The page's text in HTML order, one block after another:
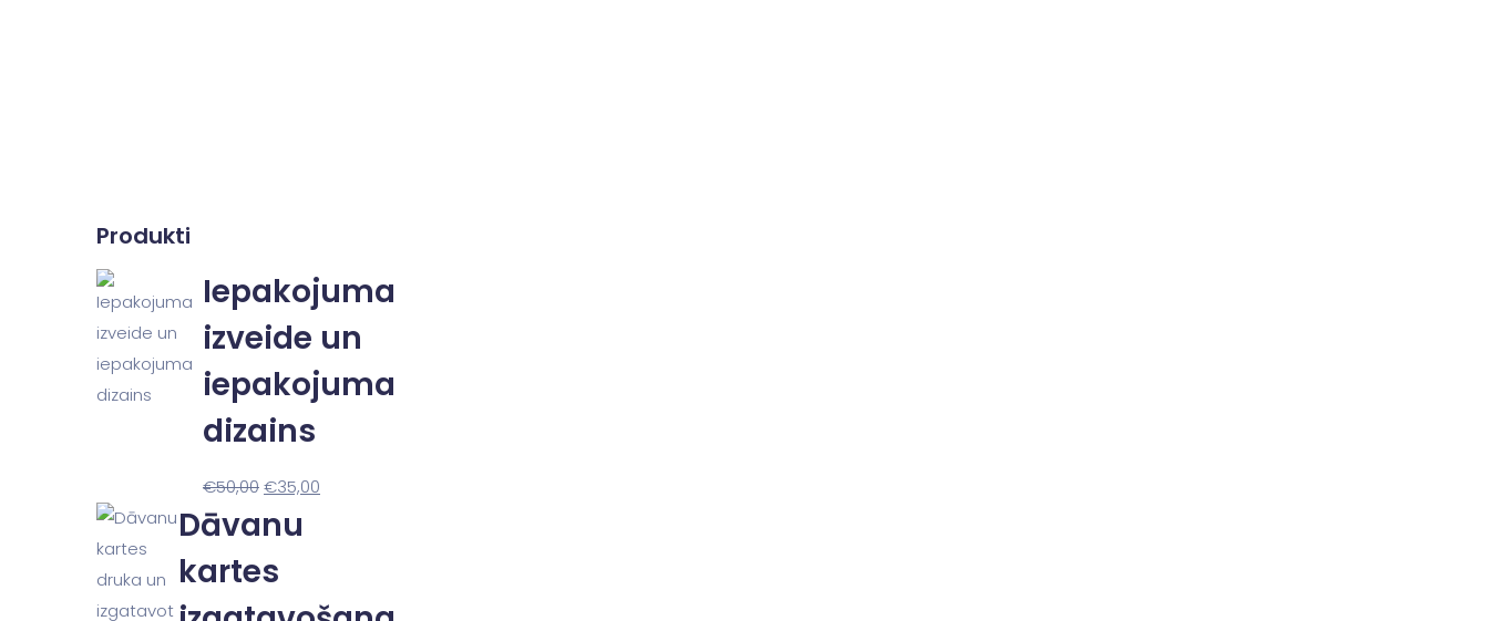
Produkti
Iepakojuma
izveide un
iepakojuma
dizains
€50,00€35,00
Dāvanu
kartes